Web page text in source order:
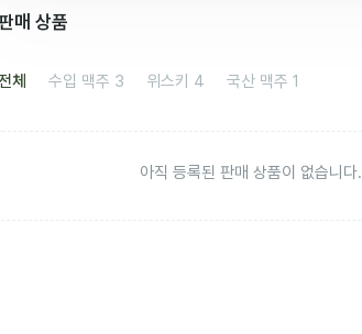
매 상품
체 수입 맥주 3 위스키 4 국산 맥주 1
아직 등록된 판매 상품이 없습니다.